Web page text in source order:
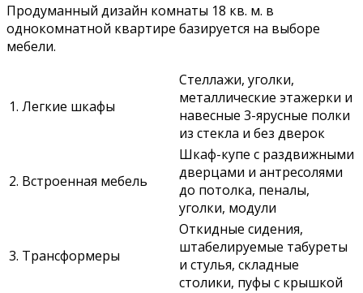
Продуманный дизайн комнаты 18 кв. м. в
однокомнатной квартире базируется на выборе
мебели.
1. Легкие шкафы
Стеллажи, уголки,
металлические этажерки и
навесные 3-ярусные полки
из стекла и без дверок
2. Встроенная мебель
Шкаф-купе с раздвижными
дверцами и антресолями
до потолка, пеналы,
уголки, модули
3. Трансформеры
Откидные сидения,
штабелируемые табуреты
и стулья, складные
столики, пуфы с крышкой